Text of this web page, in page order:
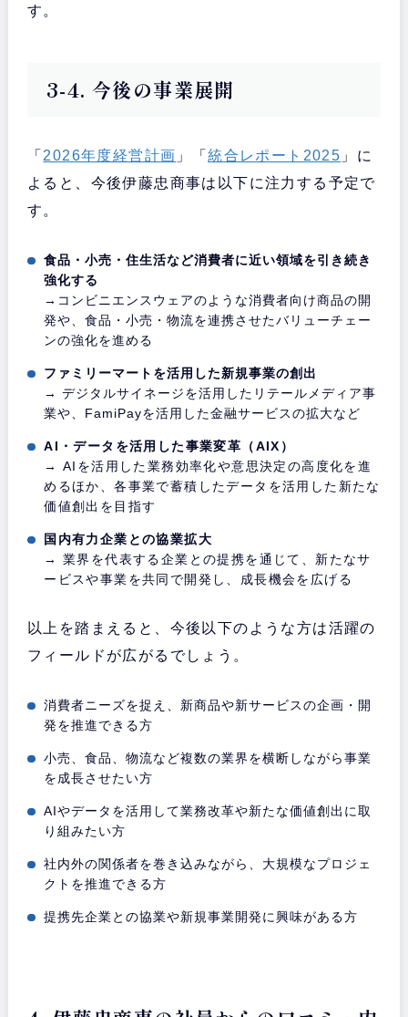
す。
3-4. 今後の事業展開
「 2026年度経営計画 」「統合レポート2025 」に
よると、今後伊藤忠商事は以下に注力する予定で
す。
食品・小売・住生活など消費者に近い領域を引き続き
強化する
→コンビニエンスウェアのような消費者向け商品の開
発や、食品・小売・物流を連携させたバリューチェー
ンの強化を進める
ファミリーマートを活用した新規事業の創出
→ デジタルサイネージを活用したリテールメディア事
業や、FamiPayを活用した金融サービスの拡大など
AI・データを活用した事業変革（AIX）
→ AIを活用した業務効率化や意思決定の高度化を進
めるほか、各事業で蓄積したデータを活用した新たな
価値創出を目指す
国内有力企業との協業拡大
→ 業界を代表する企業との提携を通じて、新たなサ
ービスや事業を共同で開発し、成長機会を広げる
以上を踏まえると、今後以下のような方は活躍の
フィールドが広がるでしょう。
消費者ニーズを捉え、新商品や新サービスの企画・開
発を推進できる方
小売、食品、物流など複数の業界を横断しながら事業
を成長させたい方
AIやデータを活用して業務改革や新たな価値創出に取
り組みたい方
社内外の関係者を巻き込みながら、大規模なプロジェ
クトを推進できる方
提携先企業との協業や新規事業開発に興味がある方